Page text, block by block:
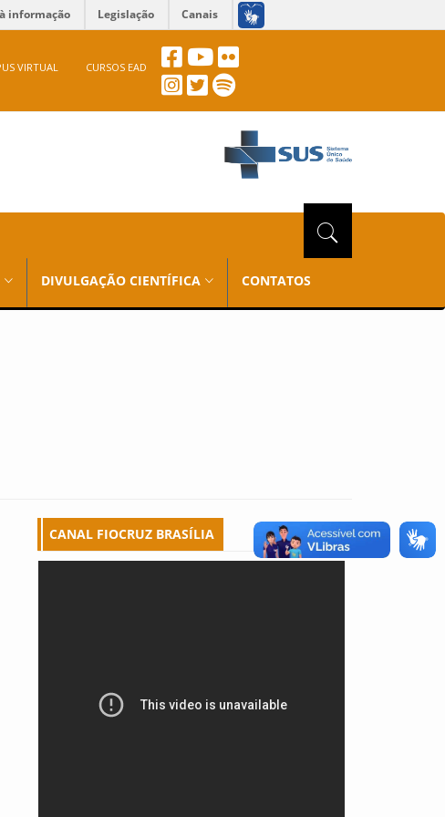
informação Legislação Canais
VIRTUAL CURSOS EAD
DIVULGAÇÃO CIENTÍFICA CONTATOS
CANAL FIOCRUZ BRASÍLIA